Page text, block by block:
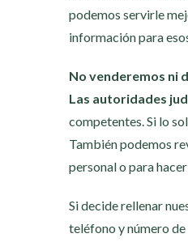
podemos servirle
información para
No venderemos ni
Las autoridades
competentes. Si lo
También podemos
personal o para
Si decide rellenar
teléfono y número